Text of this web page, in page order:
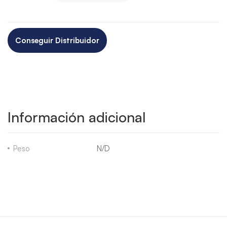
Conseguir Distribuidor
Información adicional
Peso N/D